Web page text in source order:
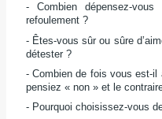
- Combien dépensez-
refoulement ?
- Êtes-vous sûr ou sûre
détester ?
- Combien de fois vous est-
pensiez « non » et le
- Pourquoi choisissez-vous